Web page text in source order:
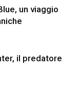
un viaggio
il predatore